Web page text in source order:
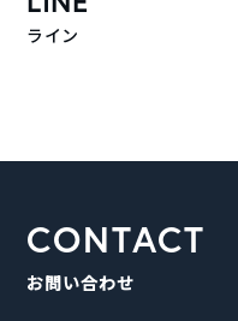
ライン
CONTACT
お問い合わせ